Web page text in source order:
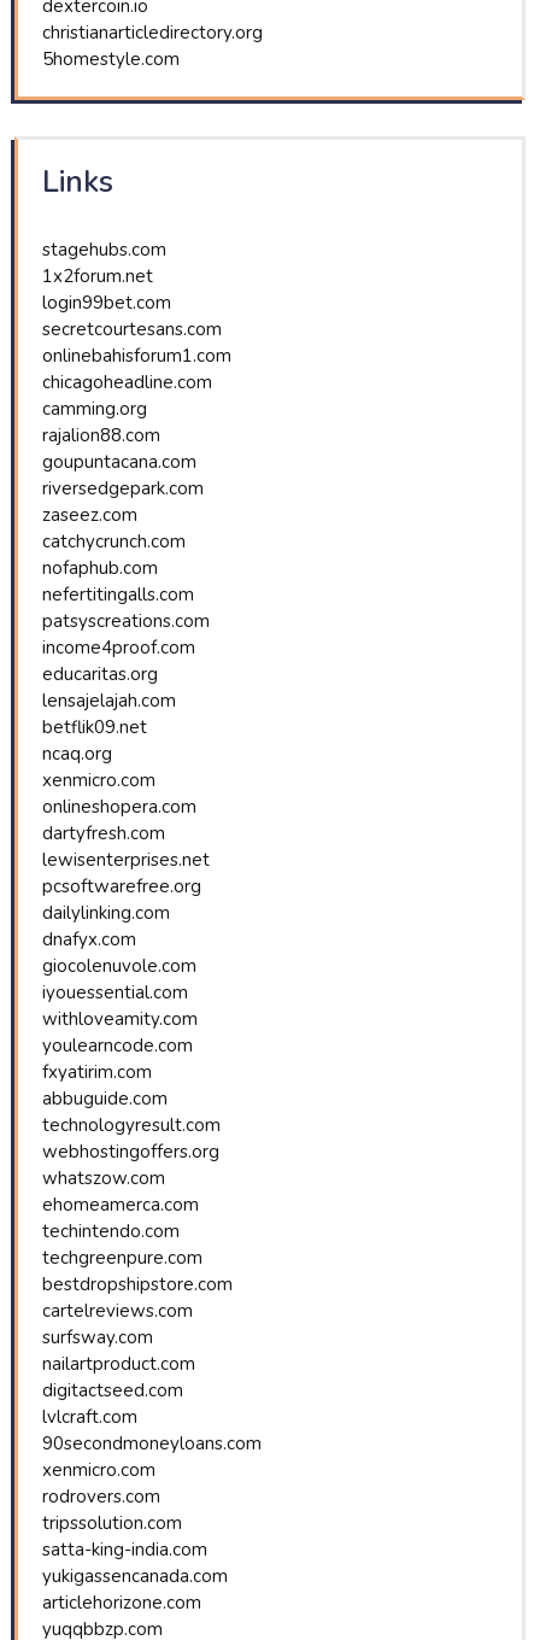
dextercoin.io
christianarticledirectory.org
5homestyle.com
Links
stagehubs.com
1x2forum.net
login99bet.com
secretcourtesans.com
onlinebahisforum1.com
chicagoheadline.com
camming.org
rajalion88.com
goupuntacana.com
riversedgepark.com
zaseez.com
catchycrunch.com
nofaphub.com
nefertitingalls.com
patsyscreations.com
income4proof.com
educaritas.org
lensajelajah.com
betflik09.net
ncaq.org
xenmicro.com
onlineshopera.com
dartyfresh.com
lewisenterprises.net
pcsoftwarefree.org
dailylinking.com
dnafyx.com
giocolenuvole.com
iyouessential.com
withloveamity.com
youlearncode.com
fxyatirim.com
abbuguide.com
technologyresult.com
webhostingoffers.org
whatszow.com
ehomeamerca.com
techintendo.com
techgreenpure.com
bestdropshipstore.com
cartelreviews.com
surfsway.com
nailartproduct.com
digitactseed.com
lvlcraft.com
90secondmoneyloans.com
xenmicro.com
rodrovers.com
tripssolution.com
satta-king-india.com
yukigassencanada.com
articlehorizone.com
yuqqbbzp.com